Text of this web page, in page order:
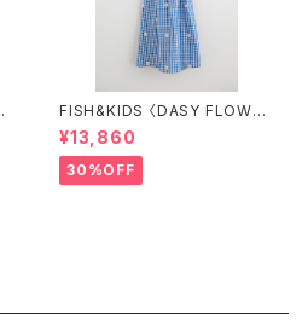
FISH&KIDS 〈DASY FLOWER
S DRESS〉
¥13,860
30%OFF